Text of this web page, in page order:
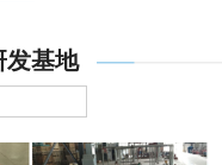
发基地